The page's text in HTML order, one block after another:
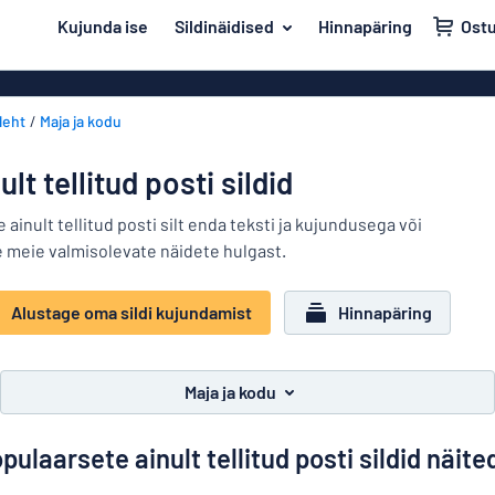
juurde
Kujunda ise Sildinäidised Hinnapäring
Uks ja postkast
Maja ja kodu
Liiklus ja sõidukid
Nimesildid
Dekaalid
Dekaalid
Materjal
ja
postkast
Liiklus
Nimesildid
Tagasi
sildi kujundamist
Maja ja kodu
tellitud posti sildid
ainult tellitud posti silt enda teksti ja kujundusega või
meie valmisolevate näidete hulgast.
Alustage oma sildi kujundamist Hinnapäring
Maja ja kodu
ainult tellitud posti sildid